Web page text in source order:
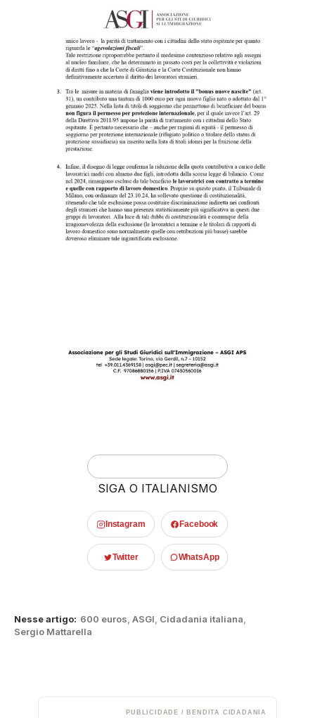
SIGA O ITALIANISMO
Instagram Facebook
Twitter WhatsApp
Nesse artigo: 600 euros, ASGI, Cidadania italiana,
Sergio Mattarella
PUBLICIDADE / BENDITA CIDADANIA